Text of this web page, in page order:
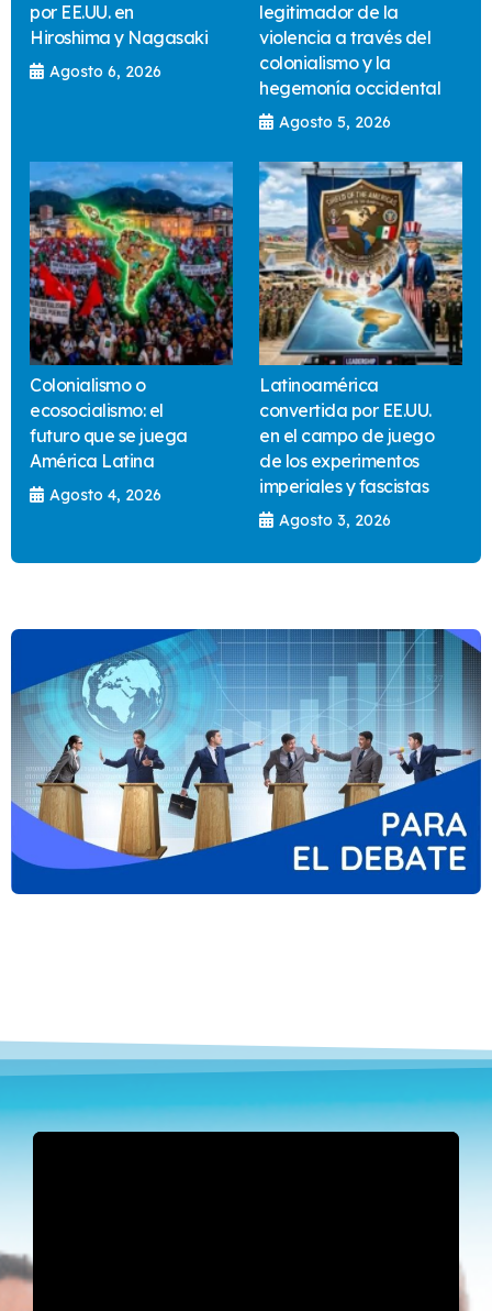
por EE.UU. en
Hiroshima y Nagasaki
Agosto 6, 2026
legitimador de la
violencia a través del
colonialismo y la
hegemonía occidental
Agosto 5, 2026
Colonialismo o
ecosocialismo: el
futuro que se juega
América Latina
Agosto 4, 2026
Latinoamérica
convertida por EE.UU.
en el campo de juego
de los experimentos
imperiales y fascistas
Agosto 3, 2026